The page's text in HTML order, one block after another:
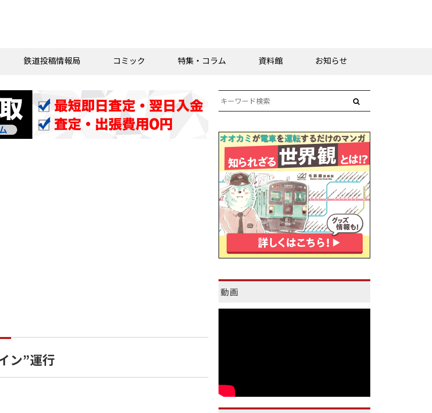
鉄道投稿情報局 コミック 特集・コラム 資料館 お知らせ
ン”運行
動画